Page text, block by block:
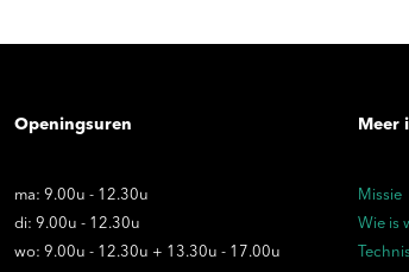
Openingsuren
ma: 9.00u - 12.30u
di: 9.00u - 12.30u
wo: 9.00u - 12.30u + 13.30u - 17.00u
Meer
Missie
Wie is